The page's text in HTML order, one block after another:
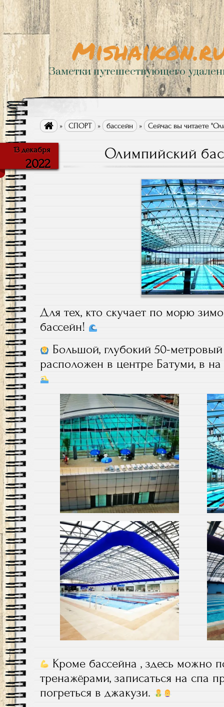
Заметки путешествующего
 » СПОРТ » бассейн » Сейчас вы читаете
13 декабря
2022
Олимпийский
Для тех, кто скучает по морю
бассейн!
Большой, глубокий 50-
расположен в центре Батуми, в
Кроме бассейна , здесь можно
тренажёрами, записаться на спа
погреться в джакузи.